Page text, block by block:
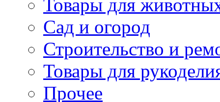
Товары для
Сад и огород
Строительство и
Товары для
Прочее